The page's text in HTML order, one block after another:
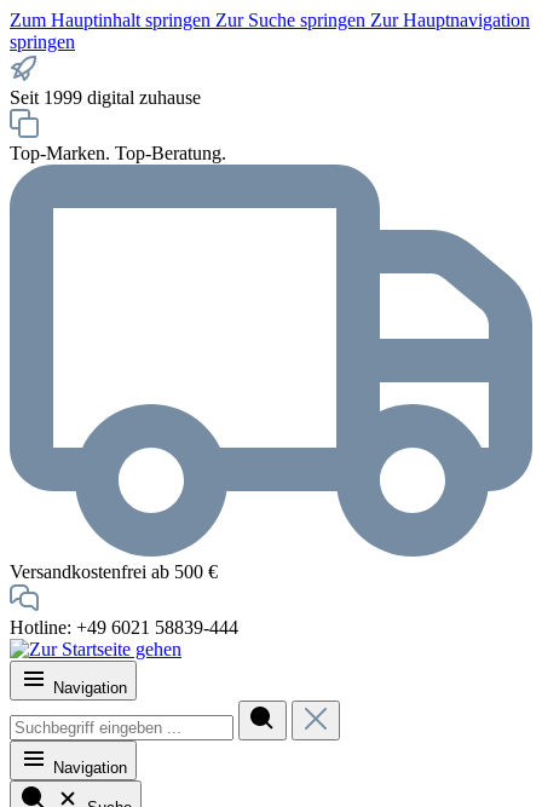
Zum Hauptinhalt springen Zur Suche springen Zur Hauptnavigation
springen
Seit 1999 digital zuhause
Top-Marken. Top-Beratung.
Versandkostenfrei ab 500 €
Hotline: +49 6021 58839-444
Navigation
Navigation